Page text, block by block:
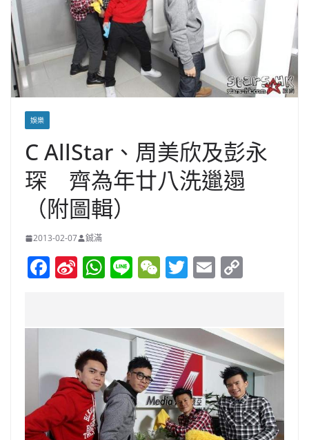
娛樂
C AllStar、周美欣及彭永
琛 齊為年廿八洗邋遢
（附圖輯）
2013-02-07 鋮滿
F
e
o
o
k
Si
W
ei
b
o
W
s
A
p
p
Li W
h
at
T
er
E
l y
Li
n
k